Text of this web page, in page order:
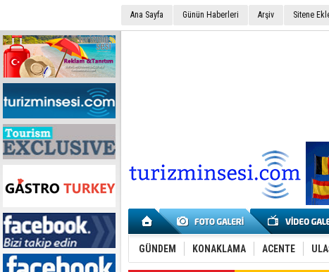
Ana Sayfa Günün Haberleri Arşiv Sitene
GÜNDEM KONAKLAMA ACENTE